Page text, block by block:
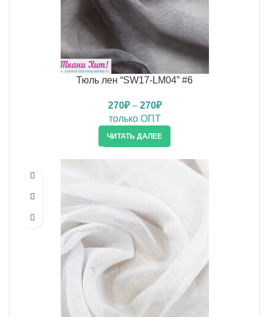
Тюль лен “SW17-LM04” #6
270₽– 270₽
только ОПТ
ЧИТАТЬ ДАЛЕЕ